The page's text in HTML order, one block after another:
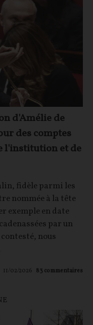
d'Amélie de
des comptes
l'institution et de
fidèle parmi les
nommée à la tête
exemple en date
par un
nous
11/02/2026 83 commentaires